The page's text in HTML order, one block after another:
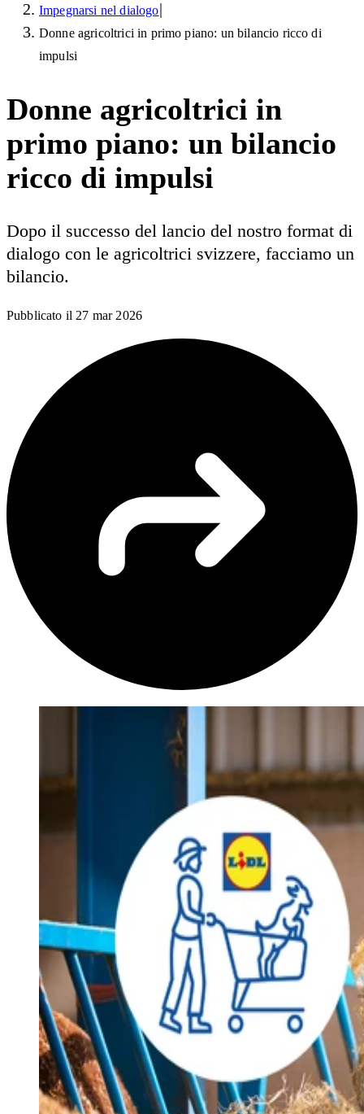
Impegnarsi nel dialogo|
Donne agricoltrici in primo piano: un bilancio ricco di
impulsi
Donne agricoltrici in
primo piano: un bilancio
ricco di impulsi
Dopo il successo del lancio del nostro format di
dialogo con le agricoltrici svizzere, facciamo un
bilancio.
Pubblicato il 27 mar 2026